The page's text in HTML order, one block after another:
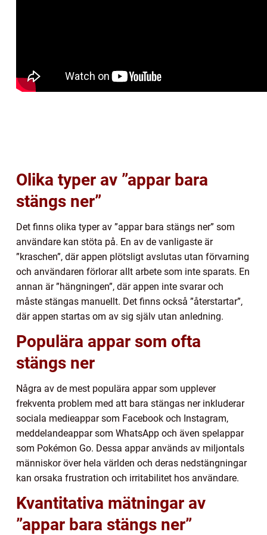
Olika typer av ”appar bara
stängs ner”
Det finns olika typer av ”appar bara stängs ner” som
användare kan stöta på. En av de vanligaste är
”kraschen”, där appen plötsligt avslutas utan förvarning
och användaren förlorar allt arbete som inte sparats. En
annan är ”hängningen”, där appen inte svarar och
måste stängas manuellt. Det finns också ”återstartar”,
där appen startas om av sig själv utan anledning.
Populära appar som ofta
stängs ner
Några av de mest populära appar som upplever
frekventa problem med att bara stängas ner inkluderar
sociala medieappar som Facebook och Instagram,
meddelandeappar som WhatsApp och även spelappar
som Pokémon Go. Dessa appar används av miljontals
människor över hela världen och deras nedstängningar
kan orsaka frustration och irritabilitet hos användare.
Kvantitativa mätningar av
”appar bara stängs ner”